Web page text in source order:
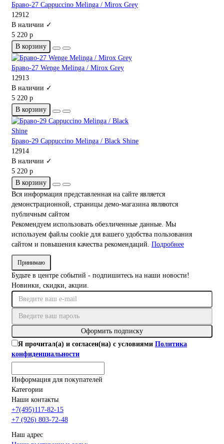
Браво-27 Cappuccino Melinga / Mirox Grey
12912
В наличии ✓
5 220 р
В корзину
Браво-27 Wenge Melinga / Mirox Grey
12913
В наличии ✓
5 220 р
В корзину
Браво-29 Cappuccino Melinga / Black Shine
12914
В наличии ✓
5 220 р
В корзину
Вся информация представленная на сайте является
демонстрационной, страницы демо-магазина являются
публичным сайтом
Рекомендуем использовать обезличенные данные. Мы
используем файлы cookie для вашего удобства пользования
сайтом и повышения качества рекомендаций. Подробнее
Принимаю
Будьте в центре событий - подпишитесь на наши новости!
Новинки, скидки, акции.
Оформить подписку
Я прочитал(а) и согласен(на) с условиями Политика
конфиденциальности
Информация для покупателей
Категории
Наши контакты
+7(495)117-82-15
+7 (926) 803-72-48
Наш адрес